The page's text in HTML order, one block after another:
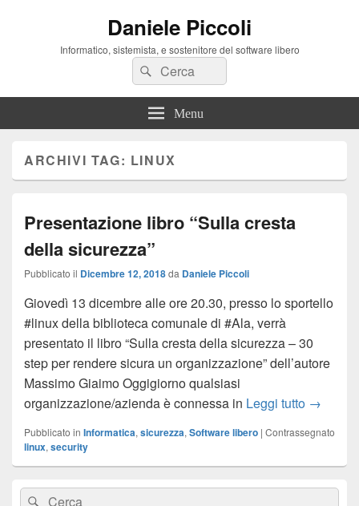
Daniele Piccoli
Informatico, sistemista, e sostenitore del software libero
Cerca:Cerca
Menu
ARCHIVI TAG: LINUX
Presentazione libro “Sulla cresta
della sicurezza”
Pubblicato il Dicembre 12, 2018da Daniele Piccoli
Giovedì 13 dicembre alle ore 20.30, presso lo sportello
#linux della biblioteca comunale di #Ala, verrà
presentato il libro “Sulla cresta della sicurezza – 30
step per rendere sicura un organizzazione” dell’autore
Massimo Giaimo Oggigiorno qualsiasi
organizzazione/azienda è connessa in Leggi tutto →
Pubblicato in Informatica, sicurezza, Software libero | Contrassegnato
linux, security
Area
widget
Cerca:Cerca